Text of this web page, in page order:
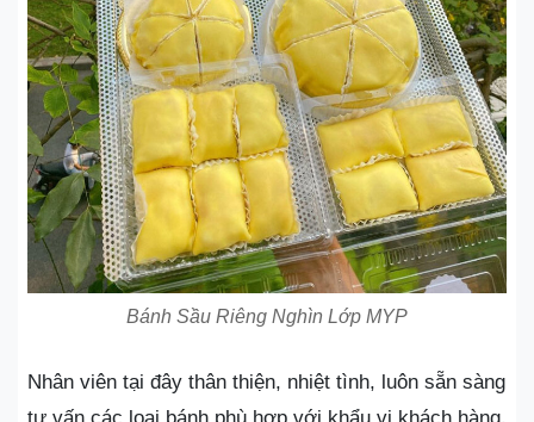
Bánh Sầu Riêng Nghìn Lớp MYP
Nhân viên tại đây thân thiện, nhiệt tình, luôn sẵn sàng
tư vấn các loại bánh phù hợp với khẩu vị khách hàng.